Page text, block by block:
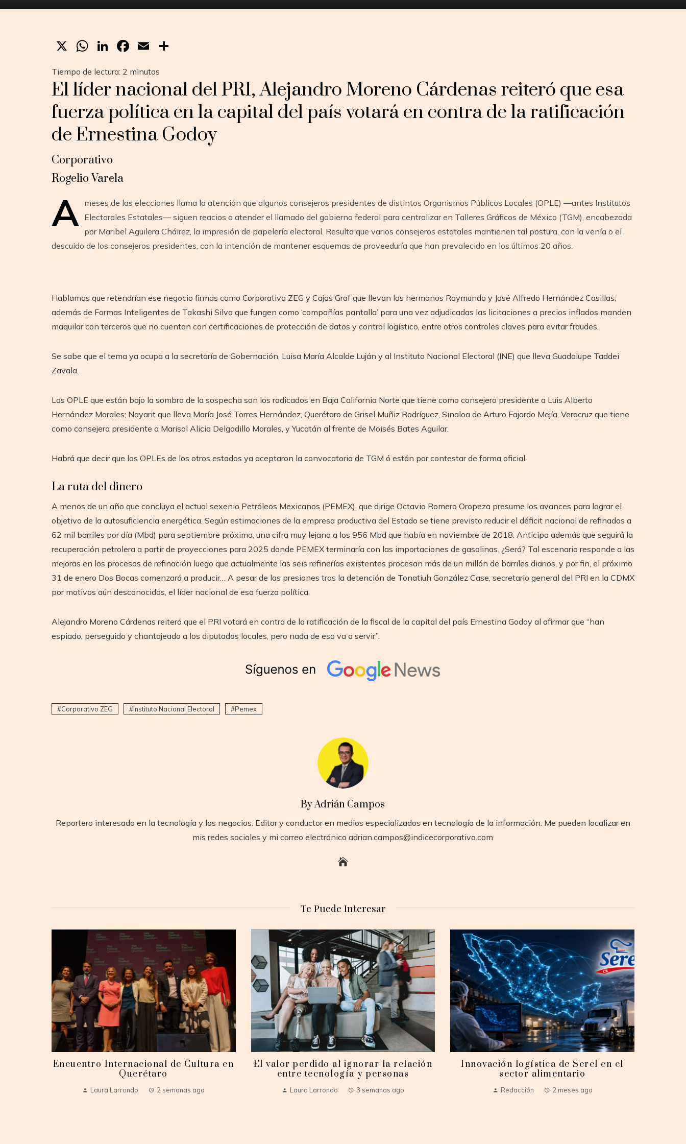
X WhatsApp
LinkedIn
Facebook
Email
Tiempo de lectura: 2 minutos
El líder nacional del PRI, Alejandro Moreno Cárdenas reiteró que esa
fuerza política en la capital del país votará en contra de la ratificación
de Ernestina Godoy
Corporativo
Rogelio Varela
A meses de las elecciones llama la atención que algunos consejeros presidentes de distintos Organismos Públicos Locales (OPLE) —antes Institutos
Electorales Estatales— siguen reacios a atender el llamado del gobierno federal para centralizar en Talleres Gráficos de México (TGM), encabezada
por Maribel Aguilera Cháirez, la impresión de papelería electoral. Resulta que varios consejeros estatales mantienen tal postura, con la venía o el
descuido de los consejeros presidentes, con la intención de mantener esquemas de proveeduría que han prevalecido en los últimos 20 años.
Hablamos que retendrían ese negocio firmas como Corporativo ZEG y Cajas Graf que llevan los hermanos Raymundo y José Alfredo Hernández Casillas,
además de Formas Inteligentes de Takashi Silva que fungen como ‘compañías pantalla’ para una vez adjudicadas las licitaciones a precios inflados manden
maquilar con terceros que no cuentan con certificaciones de protección de datos y control logístico, entre otros controles claves para evitar fraudes.
Se sabe que el tema ya ocupa a la secretaría de Gobernación, Luisa María Alcalde Luján y al Instituto Nacional Electoral (INE) que lleva Guadalupe Taddei
Zavala.
Los OPLE que están bajo la sombra de la sospecha son los radicados en Baja California Norte que tiene como consejero presidente a Luis Alberto
Hernández Morales; Nayarit que lleva María José Torres Hernández, Querétaro de Grisel Muñiz Rodríguez, Sinaloa de Arturo Fajardo Mejía, Veracruz que tiene
como consejera presidente a Marisol Alicia Delgadillo Morales, y Yucatán al frente de Moisés Bates Aguilar.
Habrá que decir que los OPLEs de los otros estados ya aceptaron la convocatoria de TGM ó están por contestar de forma oficial.
La ruta del dinero
A menos de un año que concluya el actual sexenio Petróleos Mexicanos (PEMEX), que dirige Octavio Romero Oropeza presume los avances para lograr el
objetivo de la autosuficiencia energética. Según estimaciones de la empresa productiva del Estado se tiene previsto reducir el déficit nacional de refinados a
62 mil barriles por día (Mbd) para septiembre próximo, una cifra muy lejana a los 956 Mbd que había en noviembre de 2018. Anticipa además que seguirá la
recuperación petrolera a partir de proyecciones para 2025 donde PEMEX terminaría con las importaciones de gasolinas. ¿Será? Tal escenario responde a las
mejoras en los procesos de refinación luego que actualmente las seis refinerías existentes procesan más de un millón de barriles diarios, y por fin, el próximo
31 de enero Dos Bocas comenzará a producir… A pesar de las presiones tras la detención de Tonatiuh González Case, secretario general del PRI en la CDMX
por motivos aún desconocidos, el líder nacional de esa fuerza política,
Alejandro Moreno Cárdenas reiteró que el PRI votará en contra de la ratificación de la fiscal de la capital del país Ernestina Godoy al afirmar que “han
espiado, perseguido y chantajeado a los diputados locales, pero nada de eso va a servir”.
Corporativo ZEG Instituto Nacional Electoral Pemex
By Adrián Campos
Reportero interesado en la tecnología y los negocios. Editor y conductor en medios especializados en tecnología de la información. Me pueden localizar en
mis redes sociales y mi correo electrónico adrian.campos@indicecorporativo.com
Te Puede Interesar
Encuentro Internacional de Cultura en
Querétaro
Laura Larrondo 2 semanas ago
El valor perdido al ignorar la relación
entre tecnología y personas
Laura Larrondo 3 semanas ago
Innovación logística de Serel en el
sector alimentario
Redacción 2 meses ago